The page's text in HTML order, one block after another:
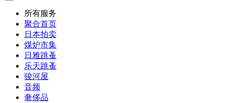
所有服务
聚合首页
日本拍卖
煤炉市集
日雅跳蚤
乐天跳蚤
骏河屋
音频
奢侈品